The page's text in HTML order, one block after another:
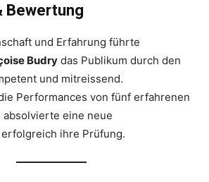
Bewertung
und Erfahrung führte
Budry das Publikum durch den
und mitreissend.
Performances von fünf erfahrenen
absolvierte eine neue
ihre Prüfung.